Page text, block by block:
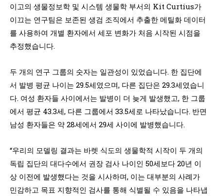
이고의 생물정보학 및 시스템 생물학 부서의 Kit Curtius가
이끄는 연구팀은 보존된 생검 조직에서 추출한 메틸화 데이터
를 사용하여 개별 환자에서 세포 변화가 처음 시작된 시점을
추정했습니다.
두 개의 연구 그룹의 숫자는 일관성이 있었습니다. 한 집단에
서 발병 평균 나이는 29.5세였으며, 다른 집단은 29.3세였습니
다. 여성 환자들 사이에서는 발병이 더 늦게 발생했고, 한 그룹
에서 평균 43.3세, 다른 그룹에서 33.5세로 나타났습니다. 반면
남성 환자들은 약 28세에서 29세 사이에 발병했습니다.
“우리의 모델링 결과는 바렛 식도의 생물학적 시작이 두 개의
독립 집단의 대다수에서 권장 검사 나이인 50세보다 20년 이
상 이전에 발생했다는 것을 시사하며, 이는 대부분의 사례가
민감하고 목표 지향적인 검사를 통해 식별될 수 있음을 나타냅